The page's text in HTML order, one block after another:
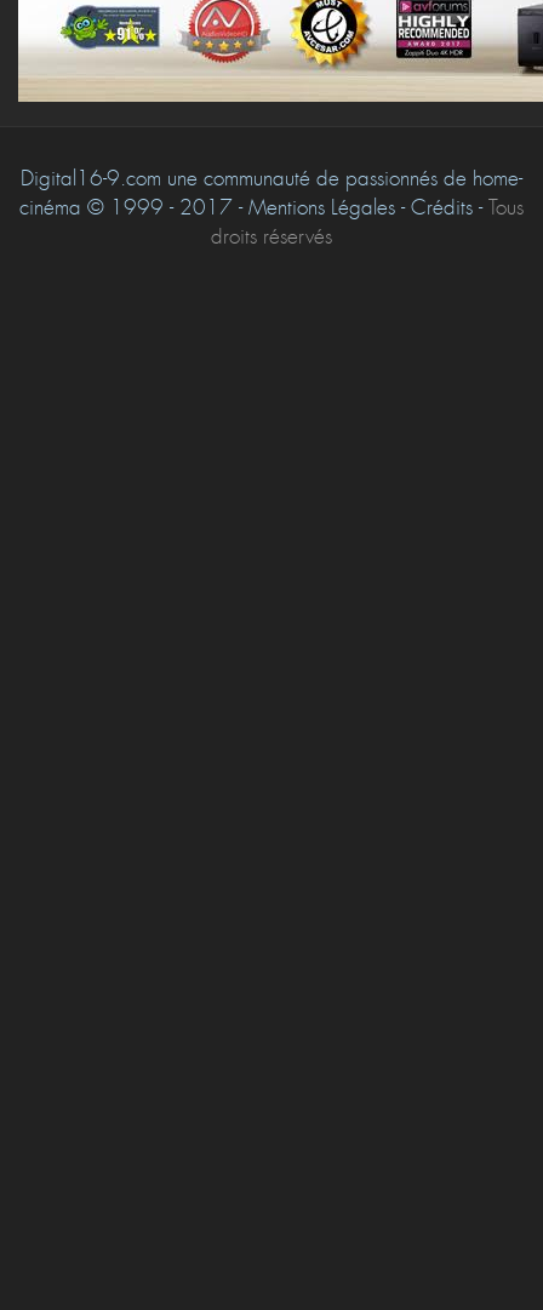
Digital16-9.com une communauté de passionnés de home-
cinéma © 1999 - 2017 - Mentions Légales - Crédits -Tous
droits réservés